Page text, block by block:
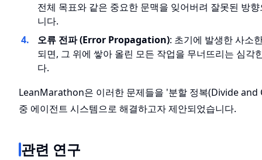
전체 목표와 같은 중요한 문맥을 잊어버려 잘못된 방
니다.
오류 전파 (Error Propagation): 초기에 발생한 사소
되면, 그 위에 쌓아 올린 모든 작업을 무너뜨리는 심각
다.
LeanMarathon은 이러한 문제들을 '분할 정복(Divide
중 에이전트 시스템으로 해결하고자 제안되었습니다.
관련 연구